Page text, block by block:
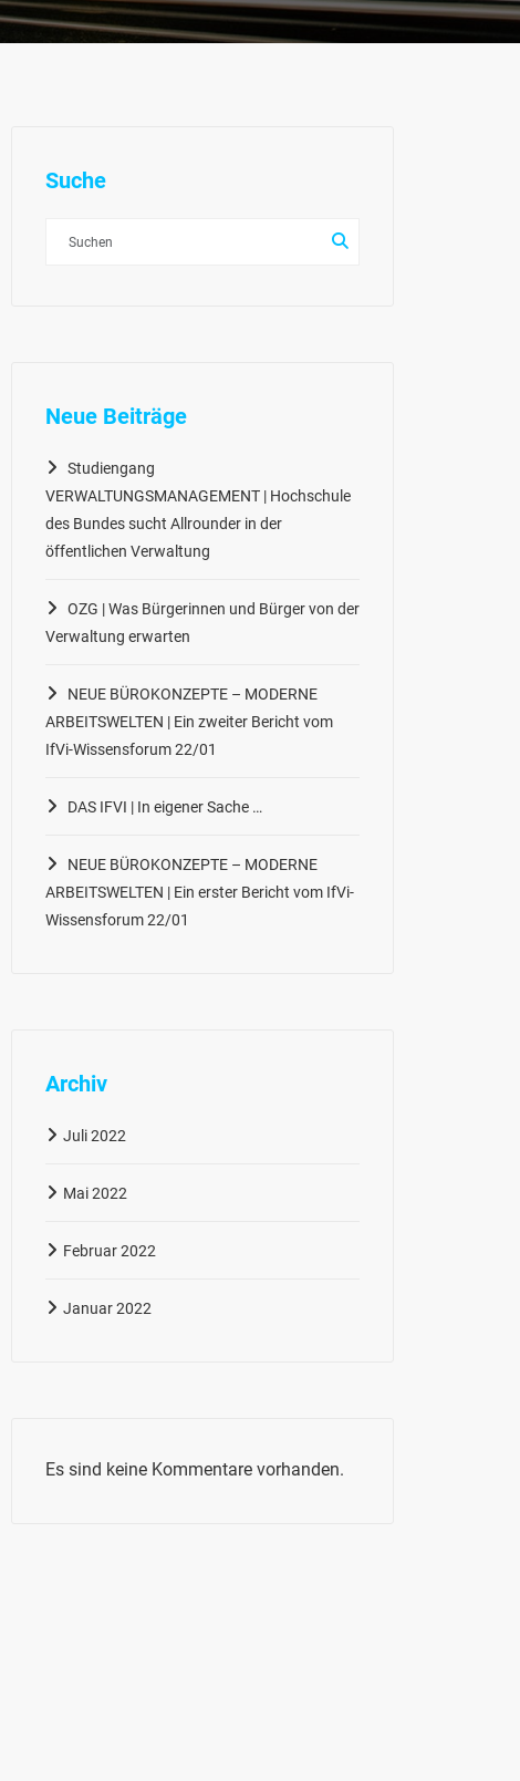
Suche
Neue Beiträge
Studiengang
VERWALTUNGSMANAGEMENT | Hochschule
des Bundes sucht Allrounder in der
öffentlichen Verwaltung
OZG | Was Bürgerinnen und Bürger von der
Verwaltung erwarten
NEUE BÜROKONZEPTE – MODERNE
ARBEITSWELTEN | Ein zweiter Bericht vom
IfVi-Wissensforum 22/01
DAS IFVI | In eigener Sache …
NEUE BÜROKONZEPTE – MODERNE
ARBEITSWELTEN | Ein erster Bericht vom IfVi-
Wissensforum 22/01
Archiv
Juli 2022
Mai 2022
Februar 2022
Januar 2022
Es sind keine Kommentare vorhanden.